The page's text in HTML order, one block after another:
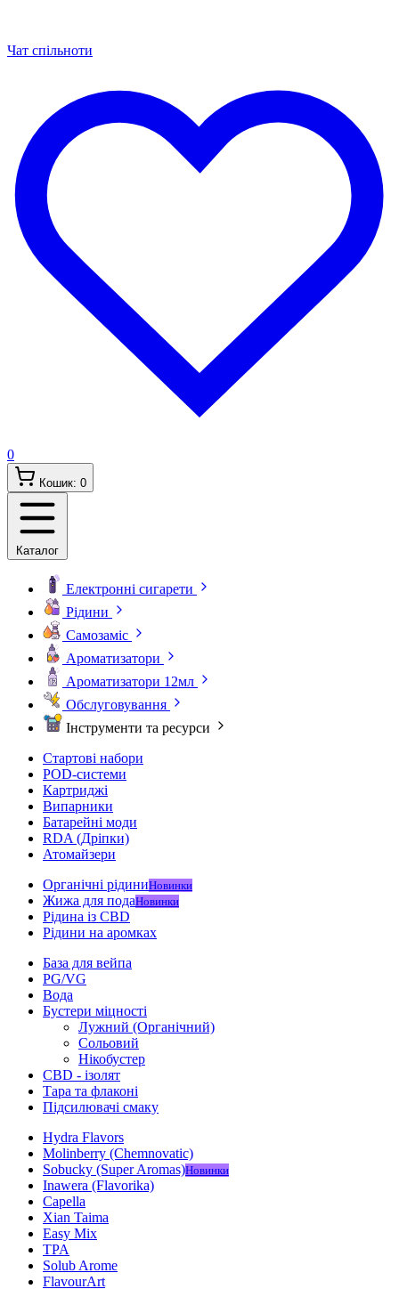
Чат спільноти
0
Кошик: 0
Каталог
Електронні сигарети
Рідини
Самозаміс
Ароматизатори
Ароматизатори 12мл
Обслуговування
Інструменти та ресурси
Стартові набори
POD-системи
Картриджі
Випарники
Батарейні моди
RDA (Дріпки)
Атомайзери
Органічні рідиниНовинки
Жижа для подаНовинки
Рідина із CBD
Рідини на аромках
База для вейпа
PG/VG
Вода
Бустери міцності
Лужний (Органічний)
Сольовий
Нікобустер
CBD - ізолят
Тара та флаконі
Підсилювачі смаку
Hydra Flavors
Molinberry (Chemnovatic)
Sobucky (Super Aromas)Новинки
Inawera (Flavorika)
Capella
Xian Taima
Easy Mix
TPA
Solub Arome
FlavourArt